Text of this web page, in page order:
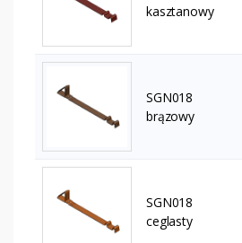
kasztanowy
SGN018
brązowy
SGN018
ceglasty